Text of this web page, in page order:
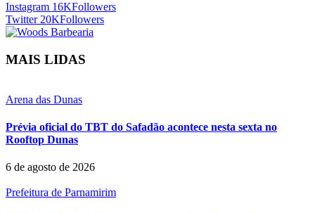
Instagram 16KFollowers
Twitter 20KFollowers
MAIS LIDAS
Arena das Dunas
Prévia oficial do TBT do Safadão acontece nesta sexta no
Rooftop Dunas
6 de agosto de 2026
Prefeitura de Parnamirim